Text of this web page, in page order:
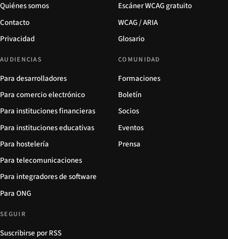
Quiénes somos
Contacto
Privacidad
Escáner WCAG gratuito
WCAG / ARIA
Glosario
AUDIENCIAS
Para desarrolladores
Para comercio electrónico
Para instituciones financieras
Para instituciones educativas
Para hostelería
Para telecomunicaciones
Para integradores de software
Para ONG
COMUNIDAD
Formaciones
Boletín
Socios
Eventos
Prensa
SEGUIR
Suscribirse por RSS